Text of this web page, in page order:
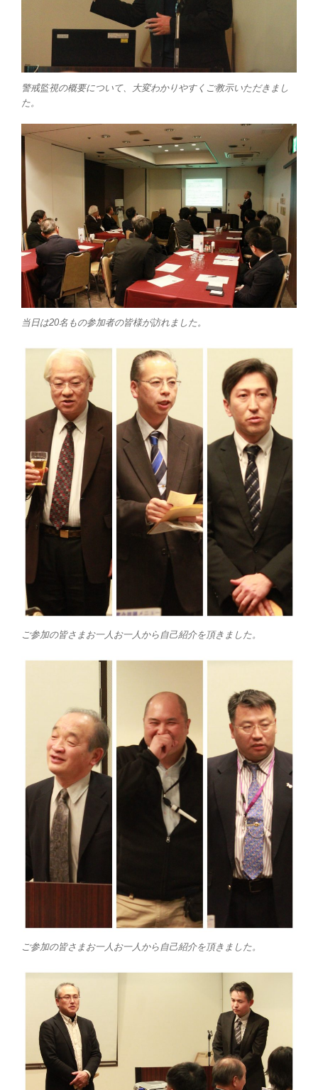
警戒監視の概要について、大変わかりやすくご教示いただきまし
た。
当日は20名もの参加者の皆様が訪れました。
ご参加の皆さまお一人お一人から自己紹介を頂きました。
ご参加の皆さまお一人お一人から自己紹介を頂きました。